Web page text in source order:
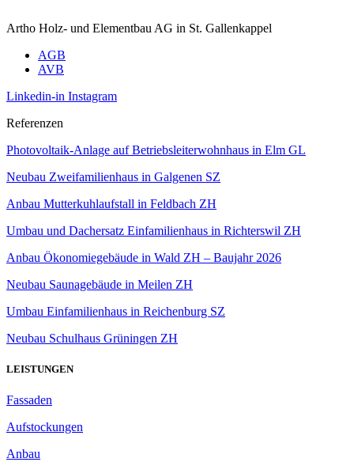
Artho Holz- und Elementbau AG in St. Gallenkappel
AGB
AVB
Linkedin-in Instagram
Referenzen
Photovoltaik-Anlage auf Betriebsleiterwohnhaus in Elm GL
Neubau Zweifamilienhaus in Galgenen SZ
Anbau Mutterkuhlaufstall in Feldbach ZH
Umbau und Dachersatz Einfamilienhaus in Richterswil ZH
Anbau Ökonomiegebäude in Wald ZH – Baujahr 2026
Neubau Saunagebäude in Meilen ZH
Umbau Einfamilienhaus in Reichenburg SZ
Neubau Schulhaus Grüningen ZH
LEISTUNGEN
Fassaden
Aufstockungen
Anbau